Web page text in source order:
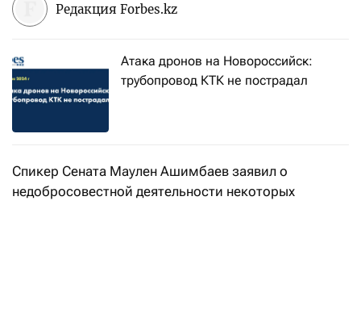
Редакция Forbes.kz
Атака дронов на Новороссийск:
трубопровод КТК не пострадал
Спикер Сената Маулен Ашимбаев заявил о
недобросовестной деятельности некоторых